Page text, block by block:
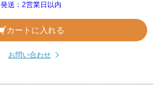
発送：2営業日以内
カートに入れる
お問い合わせ